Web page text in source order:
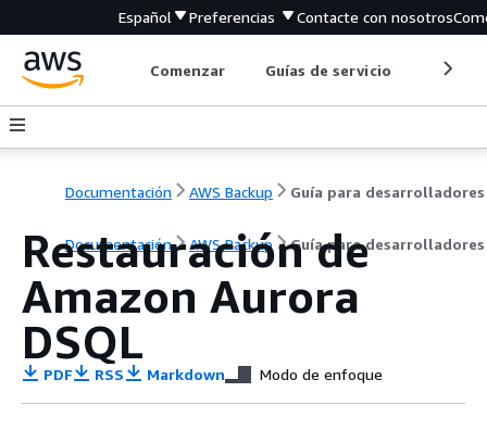
Español Preferencias Contacte con nosotros
Comenzar Guías de servicio
Documentación AWS Backup Guía para desarrolladores
Documentación AWS Backup Guía para desarrolladores
Restauración de
Amazon Aurora
DSQL
PDF RSS Markdown Modo de enfoque